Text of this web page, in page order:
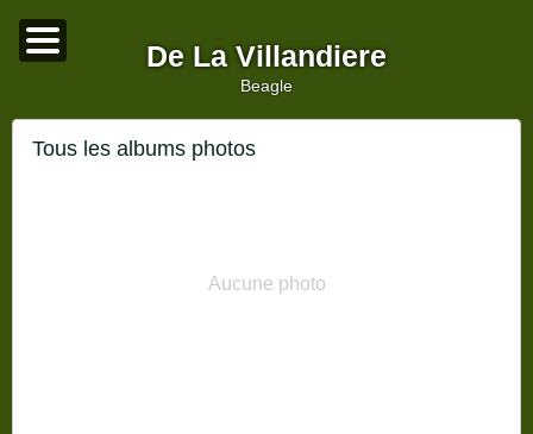
De La Villandiere
beagle
Tous les albums photos
Aucune photo